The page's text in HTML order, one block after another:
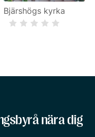
Bjärshögs kyrka
nära dig